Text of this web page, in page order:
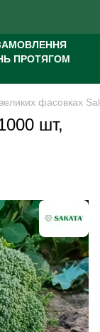
ПРОТЯГОМ
фасовках
шт,